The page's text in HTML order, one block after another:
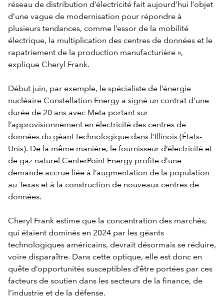
réseau de distribution d’électricité fait aujourd’hui l’objet
d’une vague de modernisation pour répondre à
plusieurs tendances, comme l’essor de la mobilité
électrique, la multiplication des centres de données et le
rapatriement de la production manufacturière »,
explique Cheryl Frank.
Début juin, par exemple, le spécialiste de l’énergie
nucléaire Constellation Energy a signé un contrat d’une
durée de 20 ans avec Meta portant sur
l’approvisionnement en électricité des centres de
données du géant technologique dans l’Illinois (États-
Unis). De la même manière, le fournisseur d’électricité et
de gaz naturel CenterPoint Energy profite d’une
demande accrue liée à l’augmentation de la population
au Texas et à la construction de nouveaux centres de
données.
Cheryl Frank estime que la concentration des marchés,
qui étaient dominés en 2024 par les géants
technologiques américains, devrait désormais se réduire,
voire disparaître. Dans cette optique, elle est donc en
quête d’opportunités susceptibles d’être portées par ces
facteurs de soutien dans les secteurs de la finance, de
l’industrie et de la défense.